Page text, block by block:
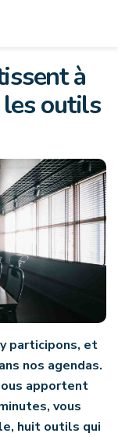
à
outils
participons, et
nos agendas.
apportent
vous
huit outils qui